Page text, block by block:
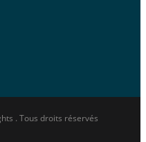
. Tous droits réservés